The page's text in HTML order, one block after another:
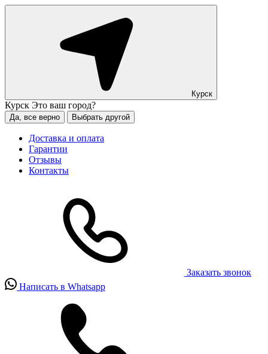
Курск
Курск Это ваш город?
Да, все верно Выбрать другой
Доставка и оплата
Гарантии
Отзывы
Контакты
Заказать звонок
Написать в Whatsapp